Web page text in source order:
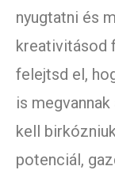
nyugtatni és
kreativitásod
felejtsd el,
is
kell
potenciál,